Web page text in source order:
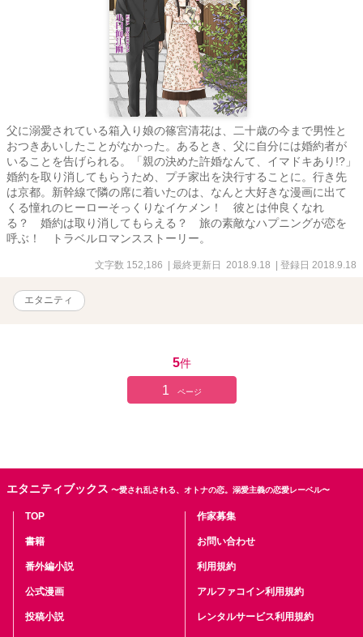
父に溺愛されている箱入り娘の篠宮清花は、二十歳の今まで男性と
おつきあいしたことがなかった。あるとき、父に自分には婚約者が
いることを告げられる。「親の決めた許婚なんて、イマドキあり!?」
婚約を取り消してもらうため、プチ家出を決行することに。行き先
は京都。新幹線で隣の席に着いたのは、なんと大好きな漫画に出て
くる憧れのヒーローそっくりなイケメン！ 彼とは仲良くなれ
る？ 婚約は取り消してもらえる？ 旅の素敵なハプニングが恋を
呼ぶ！ トラベルロマンスストーリー。
文字数 152,186 | 最終更新日 2018.9.18 | 登録日 2018.9.18
エタニティ
5件
1 ページ
エタニティブックス 〜愛され乱される、オトナの恋。溺愛主義の恋愛レーベル〜
TOP
書籍
番外編小説
公式漫画
投稿小説
作家募集
お問い合わせ
利用規約
アルファコイン利用規約
レンタルサービス利用規約